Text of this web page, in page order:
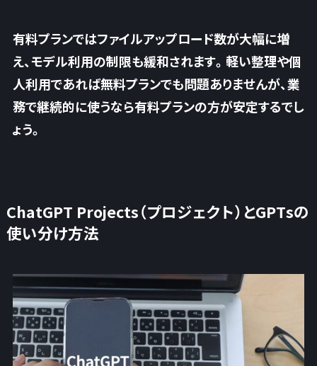
有料プランではファイルアップロード数が大幅に増
え、モデル利用の制限も緩和されます。軽い整理や個
人利用であれば無料プランでも問題ありませんが、業
務で継続的に使うなら有料プランの方が安定するでし
ょう。
ChatGPT Projects（プロジェクト）とGPTsの
使い分け方法